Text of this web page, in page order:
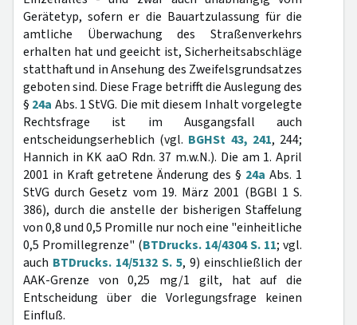
Gerätetyp, sofern er die Bauartzulassung für die
amtliche Überwachung des Straßenverkehrs
erhalten hat und geeicht ist, Sicherheitsabschläge
statthaft und in Ansehung des Zweifelsgrundsatzes
geboten sind. Diese Frage betrifft die Auslegung des
§ 24a Abs. 1 StVG. Die mit diesem Inhalt vorgelegte
Rechtsfrage ist im Ausgangsfall auch
entscheidungserheblich (vgl. BGHSt 43, 241, 244;
Hannich in KK aaO Rdn. 37 m.w.N.). Die am 1. April
2001 in Kraft getretene Änderung des § 24a Abs. 1
StVG durch Gesetz vom 19. März 2001 (BGBl 1 S.
386), durch die anstelle der bisherigen Staffelung
von 0,8 und 0,5 Promille nur noch eine "einheitliche
0,5 Promillegrenze" (BTDrucks. 14/4304 S. 11; vgl.
auch BTDrucks. 14/5132 S. 5, 9) einschließlich der
AAK-Grenze von 0,25 mg/1 gilt, hat auf die
Entscheidung über die Vorlegungsfrage keinen
Einfluß.